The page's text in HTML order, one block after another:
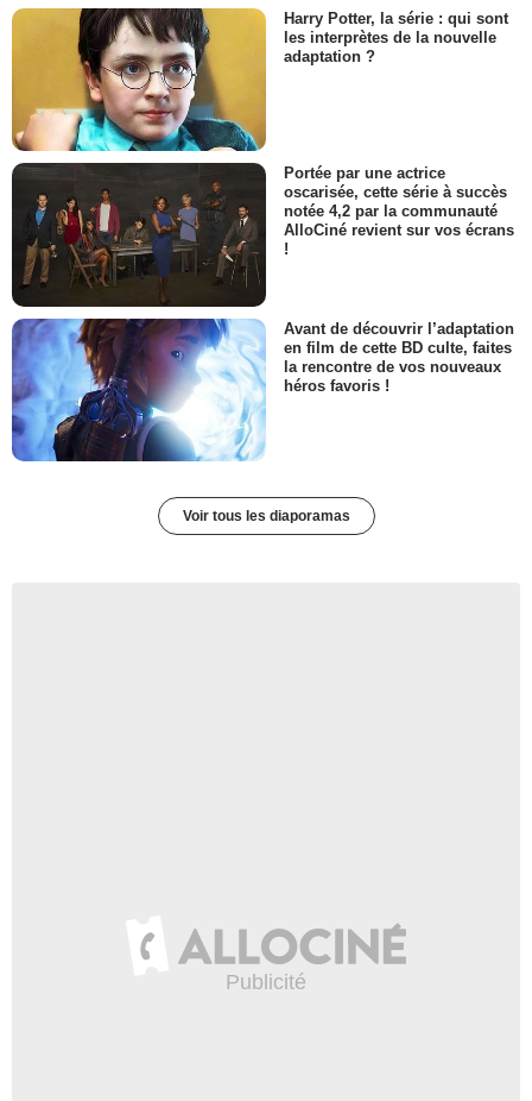
Harry Potter, la série : qui sont
les interprètes de la nouvelle
adaptation ?
Portée par une actrice
oscarisée, cette série à succès
notée 4,2 par la communauté
AlloCiné revient sur vos écrans
!
Avant de découvrir l’adaptation
en film de cette BD culte, faites
la rencontre de vos nouveaux
héros favoris !
Voir tous les diaporamas